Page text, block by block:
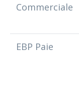
Commerciale
EBP Paie